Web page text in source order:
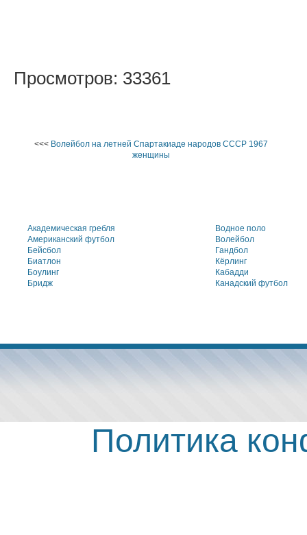
Просмотров: 33361
<<< Волейбол на летней Спартакиаде народов СССР 1967
женщины
Академическая гребля
Американский футбол
Бейсбол
Биатлон
Боулинг
Бридж
Водное поло
Волейбол
Гандбол
Кёрлинг
Кабадди
Канадский футбол
Политика